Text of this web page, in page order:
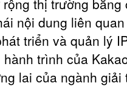
nội dung liên
triển và quản lý
trình của
lai của ngành giải